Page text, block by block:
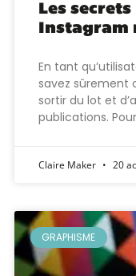
Les
Instagram
En tant
savez sûrement
sortir du lot et
publications.
Claire Maker 20
GRAPHISME